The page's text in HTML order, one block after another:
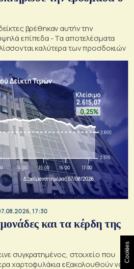
βρέθηκαν αυτήν την
επίπεδα - Τα αποτελέσματα
καλύτερα των προσδοκιών
17:30
και τα κέρδη της
συγκρατημένος, στοιχείο που
χαρτοφυλάκια εξακολουθούν να
Cookies